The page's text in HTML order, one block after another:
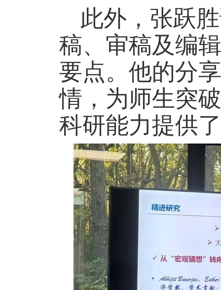
此外，张跃
稿、审稿及编
要点。他的分
情，为师生突
科研能力提供